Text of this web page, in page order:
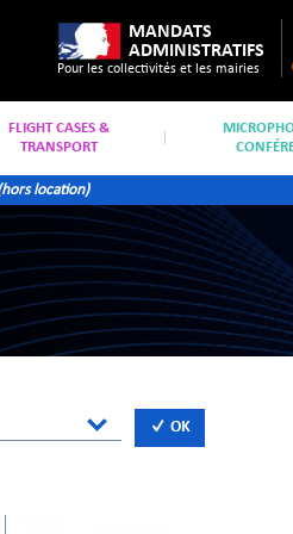
MANDATS
ADMINISTRATIFS
Pour les collectivités et les mairies
FLIGHT CASES &
TRANSPORT
location)
OK